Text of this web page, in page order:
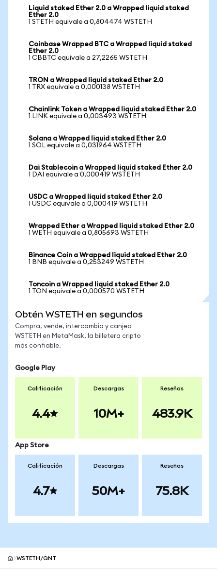
Liquid staked Ether 2.0 a Wrapped liquid staked
Ether 2.0
1 STETH equivale a 0,804474 WSTETH
Coinbase Wrapped BTC a Wrapped liquid staked
Ether 2.0
1 CBBTC equivale a 27,2265 WSTETH
TRON a Wrapped liquid staked Ether 2.0
1 TRX equivale a 0,000138 WSTETH
Chainlink Token a Wrapped liquid staked Ether 2.0
1 LINK equivale a 0,003493 WSTETH
Solana a Wrapped liquid staked Ether 2.0
1 SOL equivale a 0,031964 WSTETH
Dai Stablecoin a Wrapped liquid staked Ether 2.0
1 DAI equivale a 0,000419 WSTETH
USDC a Wrapped liquid staked Ether 2.0
1 USDC equivale a 0,000419 WSTETH
Wrapped Ether a Wrapped liquid staked Ether 2.0
1 WETH equivale a 0,805693 WSTETH
Binance Coin a Wrapped liquid staked Ether 2.0
1 BNB equivale a 0,253249 WSTETH
Toncoin a Wrapped liquid staked Ether 2.0
1 TON equivale a 0,000570 WSTETH
Obtén WSTETH en segundos
Compra, vende, intercambia y canjea
WSTETH en MetaMask, la billetera cripto
más confiable.
Google Play
Calificación
4.4
Descargas
10M+
Reseñas
483.9K
App Store
Calificación
4.7
Descargas
50M+
Reseñas
75.8K
WSTETH/QNT